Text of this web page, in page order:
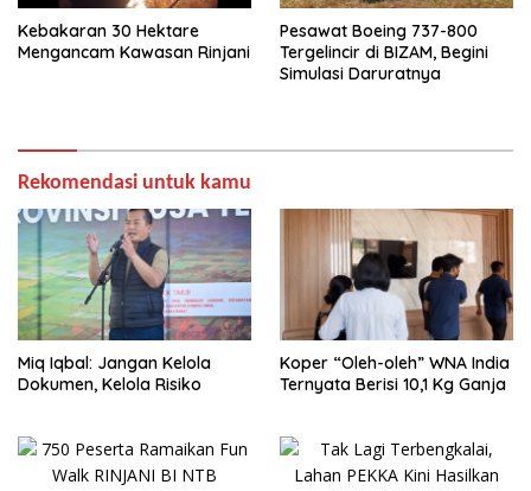
Kebakaran 30 Hektare
Mengancam Kawasan Rinjani
Pesawat Boeing 737-800
Tergelincir di BIZAM, Begini
Simulasi Daruratnya
Rekomendasi untuk kamu
Miq Iqbal: Jangan Kelola
Dokumen, Kelola Risiko
Koper “Oleh-oleh” WNA India
Ternyata Berisi 10,1 Kg Ganja